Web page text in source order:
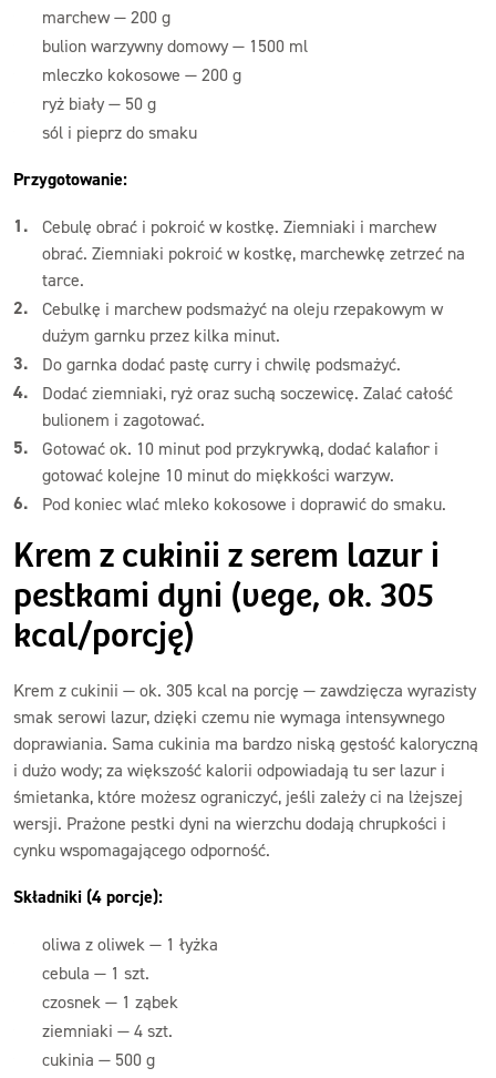
marchew — 200 g
bulion warzywny domowy — 1500 ml
mleczko kokosowe — 200 g
ryż biały — 50 g
sól i pieprz do smaku
Przygotowanie:
Cebulę obrać i pokroić w kostkę. Ziemniaki i marchew
obrać. Ziemniaki pokroić w kostkę, marchewkę zetrzeć na
tarce.
Cebulkę i marchew podsmażyć na oleju rzepakowym w
dużym garnku przez kilka minut.
Do garnka dodać pastę curry i chwilę podsmażyć.
Dodać ziemniaki, ryż oraz suchą soczewicę. Zalać całość
bulionem i zagotować.
Gotować ok. 10 minut pod przykrywką, dodać kalafior i
gotować kolejne 10 minut do miękkości warzyw.
Pod koniec wlać mleko kokosowe i doprawić do smaku.
Krem z cukinii z serem lazur i
pestkami dyni (vege, ok. 305
kcal/porcję)
Krem z cukinii — ok. 305 kcal na porcję — zawdzięcza wyrazisty
smak serowi lazur, dzięki czemu nie wymaga intensywnego
doprawiania. Sama cukinia ma bardzo niską gęstość kaloryczną
i dużo wody; za większość kalorii odpowiadają tu ser lazur i
śmietanka, które możesz ograniczyć, jeśli zależy ci na lżejszej
wersji. Prażone pestki dyni na wierzchu dodają chrupkości i
cynku wspomagającego odporność.
Składniki (4 porcje):
oliwa z oliwek — 1 łyżka
cebula — 1 szt.
czosnek — 1 ząbek
ziemniaki — 4 szt.
cukinia — 500 g